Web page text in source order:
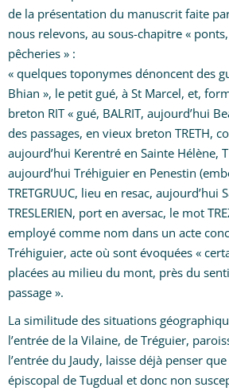
de la présentation du manuscrit faite
nous relevons, au sous-chapitre «
pêcheries » :
« quelques toponymes dénoncent des
Bhian », le petit gué, à St Marcel, et,
breton RIT « gué, BALRIT, aujourd’hui
des passages, en vieux breton TRETH,
aujourd’hui Kerentré en Sainte Hélène,
aujourd’hui Tréhiguier en Penestin
TRETGRUUC, lieu en resac, aujourd’hui
TRESLERIEN, port en aversac, le mot
employé comme nom dans un acte
Tréhiguier, acte où sont évoquées «
placées au milieu du mont, près du
passage ».
La similitude des situations
l’entrée de la Vilaine, de Tréguier,
l’entrée du Jaudy, laisse déjà penser
épiscopal de Tugdual et donc non